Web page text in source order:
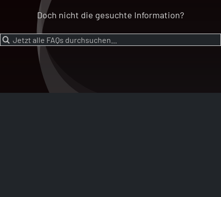
Doch nicht die gesuchte Information?
Suche